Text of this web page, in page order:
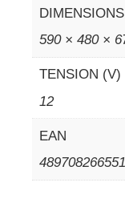
DIMENSIONS
590 × 480 ×
TENSION (V)
12
EAN